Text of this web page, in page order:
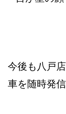
今後も八戸
車を随時発